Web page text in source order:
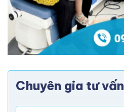
Chuyên gia tư vấn